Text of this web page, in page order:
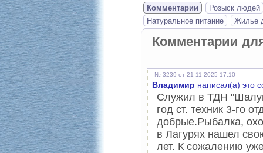
Комментарии
Розыск людей
Натуральное питание
Жилье
Комментарии
№ 3239 от 21-11-2025 17:10
Владимир написал(а) это
Служил в ТДН
год ст. техник 3-го
добрые.Рыбалка,
в Лагурях нашел
лет. К сожалению